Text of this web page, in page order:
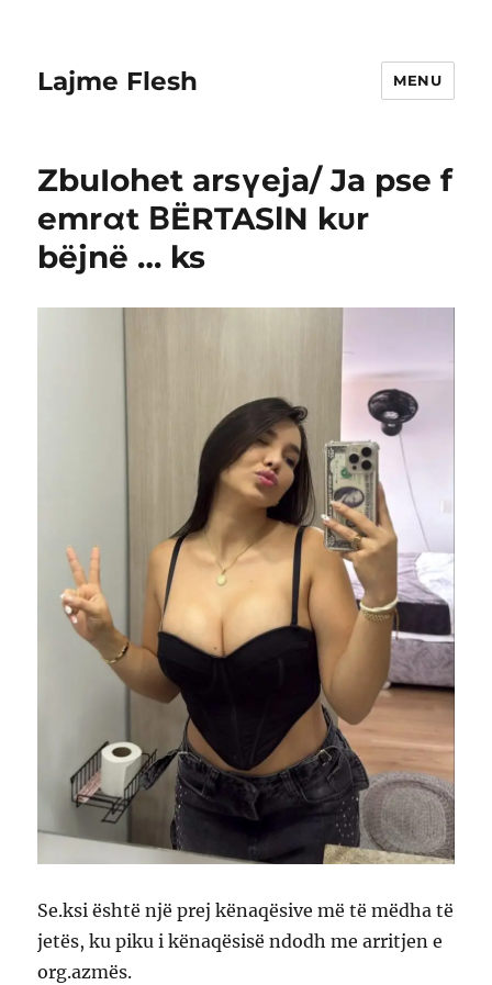
Lajme Flesh MENU
ZbuIohet arsγeja/ Ja pse f
emrαt ΒËRTASlN kυr
bëjnë … ks
Se.ksi është një prej kënaqësive më të mëdha të
jetës, ku piku i kënaqësisë ndodh me arritjen e
org.azmës.